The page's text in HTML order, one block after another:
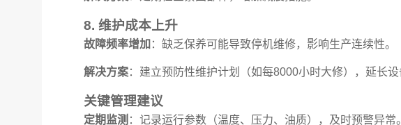
8. 维护成本上升
故障频率增加 ：缺乏保养可能导致停机维修，影响生产连续性。
解决方案：建立预防性维护计划（如每8000小时大修），延长设
关键管理建议
定期监测 ：记录运行参数（温度、压力、油质），及时预警异常。